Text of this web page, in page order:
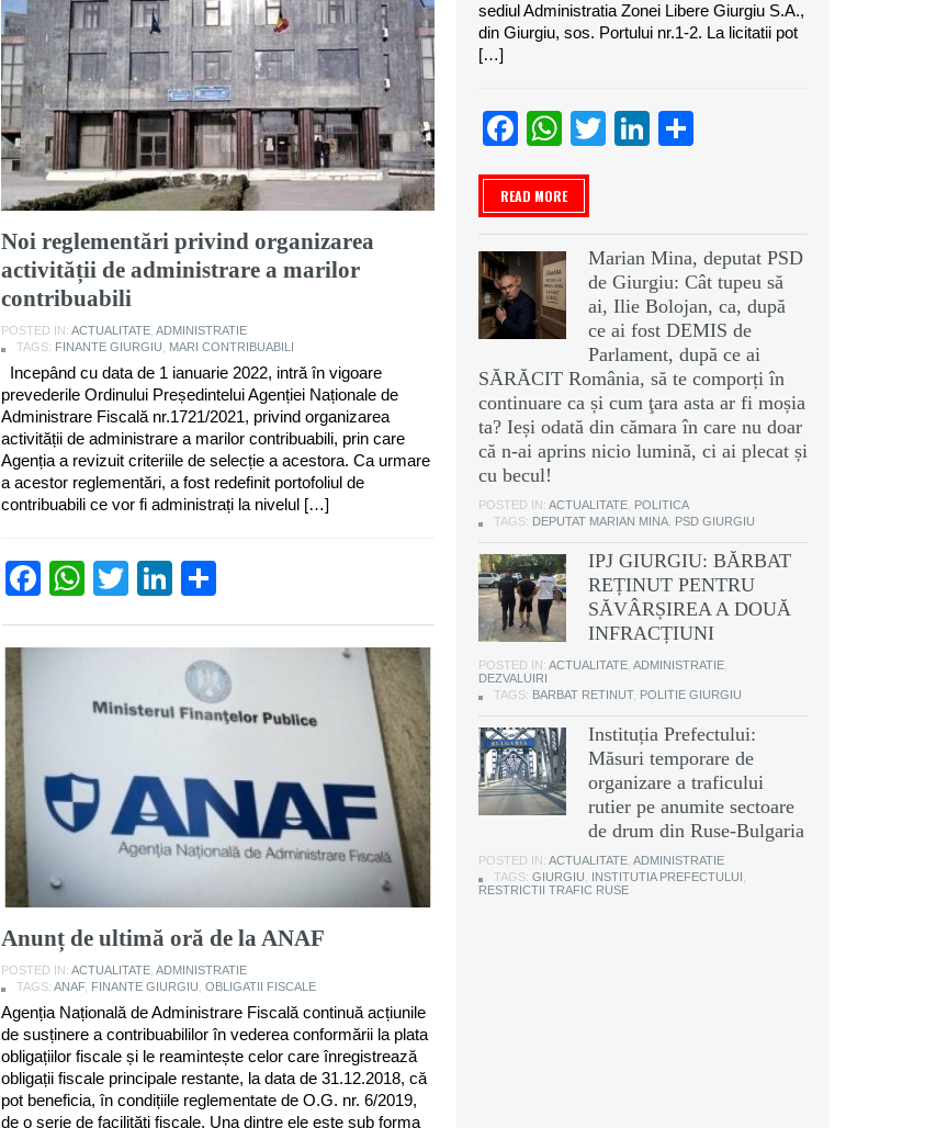
Noi reglementări privind organizarea
activității de administrare a marilor
contribuabili
POSTED IN: ACTUALITATE ADMINISTRATIE
TAGS: FINANTE GIURGIU MARI CONTRIBUABILI
Incepând cu data de 1 ianuarie 2022, intră în vigoare
prevederile Ordinului Președintelui Agenției Naționale de
Administrare Fiscală nr.1721/2021, privind organizarea
activității de administrare a marilor contribuabili, prin care
Agenția a revizuit criteriile de selecție a acestora. Ca urmare
a acestor reglementări, a fost redefinit portofoliul de
contribuabili ce vor fi administrați la nivelul […]
Facebook
WhatsApp
TwitterLinkedIn
Anunț de ultimă oră de la ANAF
POSTED IN: ACTUALITATE ADMINISTRATIE
TAGS: ANAF, FINANTE GIURGIU OBLIGATII FISCALE
Agenția Națională de Administrare Fiscală continuă acțiunile
de susținere a contribuabililor în vederea conformării la plata
obligațiilor fiscale și le reamintește celor care înregistrează
obligații fiscale principale restante, la data de 31.12.2018, că
pot beneficia, în condițiile reglementate de O.G. nr. 6/2019,
de o serie de facilități fiscale. Una dintre ele este sub forma
sediul Administratia Zonei Libere Giurgiu S.A.,
din Giurgiu, sos. Portului nr.1-2. La licitatii pot
[…]
Facebook
WhatsApp
TwitterLinkedIn
READ MORE
Marian Mina, deputat PSD
de Giurgiu: Cât tupeu să
ai, Ilie Bolojan, ca, după
ce ai fost DEMIS de
Parlament, după ce ai
SĂRĂCIT România, să te comporți în
continuare ca și cum ţara asta ar fi moșia
ta? Ieși odată din cămara în care nu doar
că n-ai aprins nicio lumină, ci ai plecat și
cu becul!
POSTED IN: ACTUALITATE POLITICA
TAGS: DEPUTAT MARIAN MINA PSD GIURGIU
IPJ GIURGIU: BĂRBAT
REȚINUT PENTRU
SĂVÂRȘIREA A DOUĂ
INFRACȚIUNI
POSTED IN: ACTUALITATE ADMINISTRATIE
DEZVALUIRI
TAGS: BARBAT RETINUT, POLITIE GIURGIU
Instituția Prefectului:
Măsuri temporare de
organizare a traficului
rutier pe anumite sectoare
de drum din Ruse-Bulgaria
POSTED IN: ACTUALITATE ADMINISTRATIE
TAGS: GIURGIU INSTITUTIA PREFECTULUI
RESTRICTII TRAFIC RUSE